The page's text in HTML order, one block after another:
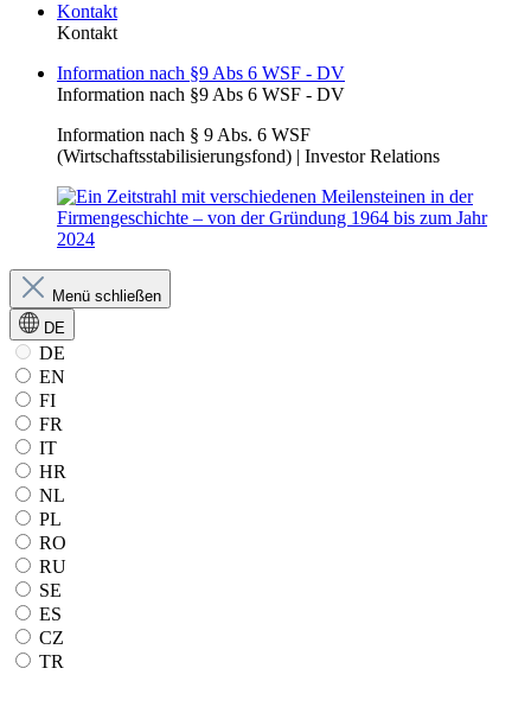
Kontakt
Kontakt
Information nach §9 Abs 6 WSF - DV
Information nach §9 Abs 6 WSF - DV
Information nach § 9 Abs. 6 WSF
(Wirtschaftsstabilisierungsfond) | Investor Relations
Menü schließen
DE
DE
EN
FI
FR
IT
HR
NL
PL
RO
RU
SE
ES
CZ
TR